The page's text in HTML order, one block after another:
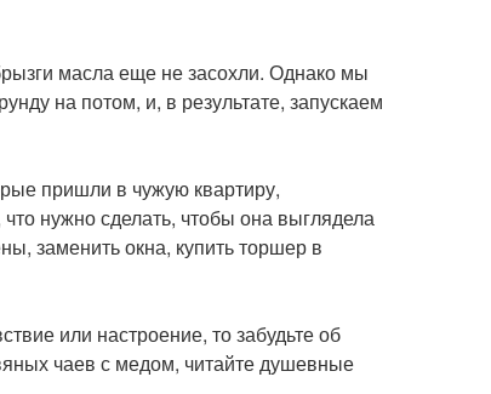
масла еще не засохли. Однако мы
на потом, и, в результате, запускаем
пришли в чужую квартиру,
нужно сделать, чтобы она выглядела
заменить окна, купить торшер в
или настроение, то забудьте об
чаев с медом, читайте душевные